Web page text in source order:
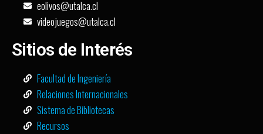
eolivos@utalca.cl
videojuegos@utalca.cl
Sitios de Interés
Facultad de Ingeniería
Relaciones Internacionales
Sistema de Bibliotecas
Recursos